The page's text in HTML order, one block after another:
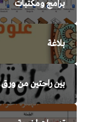
برامج ومكتبات
بلاغة
بين راحتين من ورق